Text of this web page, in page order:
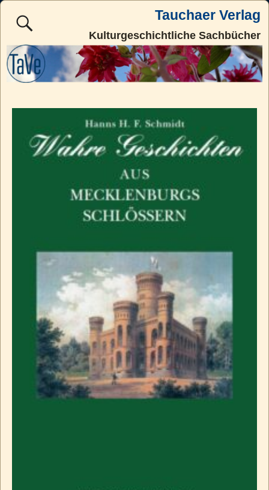
Tauchaer Verlag
Kulturgeschichtliche Sachbücher